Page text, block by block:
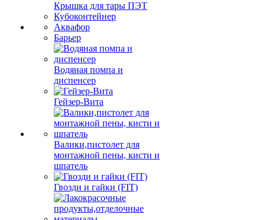
Крышка для тары ПЭТ
Кубоконтейнер
Аквафор
Барьер
Водяная помпа и
диспенсер
Гейзер-Вита
Валики,пистолет для
монтажной пены, кисти и
шпатель
Гвозди и гайки (FIT)